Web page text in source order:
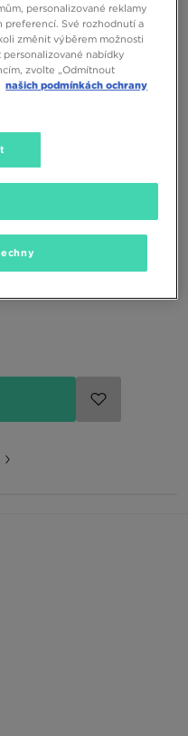
personalizované reklamy
preferencí. Své rozhodnutí a
změnit výběrem možnosti
personalizované nabídky
zvolte „Odmítnout
našich podmínkách ochrany